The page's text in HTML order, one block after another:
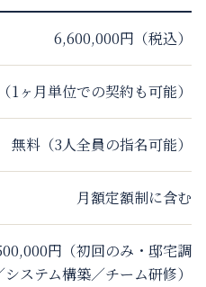
6,600,000円（税込）
1ヶ月単位での契約も可能）
無料（3人全員の指名可能）
月額定額制に含む
円（初回のみ・邸宅調
システム構築／チーム研修）